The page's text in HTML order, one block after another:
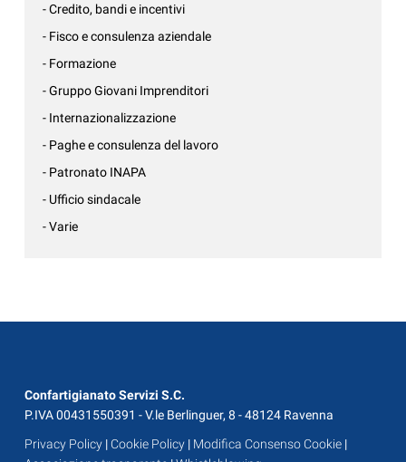
- Credito, bandi e incentivi
- Fisco e consulenza aziendale
- Formazione
- Gruppo Giovani Imprenditori
- Internazionalizzazione
- Paghe e consulenza del lavoro
- Patronato INAPA
- Ufficio sindacale
- Varie
Confartigianato Servizi S.C.
P.IVA 00431550391 - V.le Berlinguer, 8 - 48124 Ravenna
Privacy Policy |Cookie Policy | Modifica Consenso Cookie |